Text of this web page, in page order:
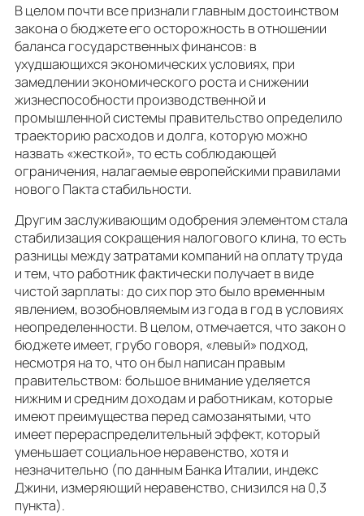
В целом почти все признали главным достоинством
закона о бюджете его осторожность в отношении
баланса государственных финансов: в
ухудшающихся экономических условиях, при
замедлении экономического роста и снижении
жизнеспособности производственной и
промышленной системы правительство определило
траекторию расходов и долга, которую можно
назвать «жесткой», то есть соблюдающей
ограничения, налагаемые европейскими правилами
нового Пакта стабильности.
Другим заслуживающим одобрения элементом стала
стабилизация сокращения налогового клина, то есть
разницы между затратами компаний на оплату труда
и тем, что работник фактически получает в виде
чистой зарплаты: до сих пор это было временным
явлением, возобновляемым из года в год в условиях
неопределенности. В целом, отмечается, что закон о
бюджете имеет, грубо говоря, «левый» подход,
несмотря на то, что он был написан правым
правительством: большое внимание уделяется
нижним и средним доходам и работникам, которые
имеют преимущества перед самозанятыми, что
имеет перераспределительный эффект, который
уменьшает социальное неравенство, хотя и
незначительно (по данным Банка Италии, индекс
Джини, измеряющий неравенство, снизился на 0,3
пункта).